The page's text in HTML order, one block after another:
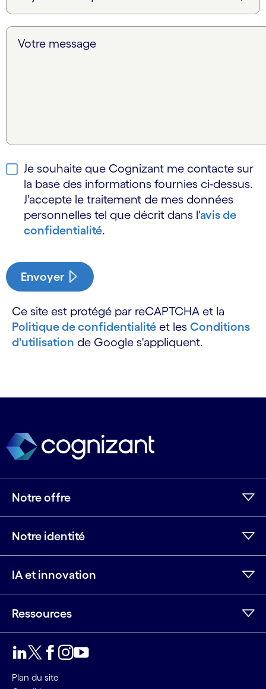
Votre message
Je souhaite que Cognizant me contacte sur
la base des informations fournies ci-dessus.
J'accepte le traitement de mes données
personnelles tel que décrit dans l'avis de
confidentialité.
Envoyer
Ce site est protégé par reCAPTCHA et la
Politique de confidentialité et les Conditions
d'utilisation de Google s'appliquent.
Notre offre
Notre identité
IA et innovation
Ressources
Plan du site